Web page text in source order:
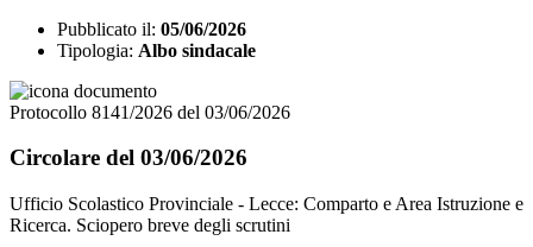
Pubblicato il: 05/06/2026
Tipologia: Albo sindacale
Protocollo 8141/2026 del 03/06/2026
Circolare del 03/06/2026
Ufficio Scolastico Provinciale - Lecce: Comparto e Area Istruzione e
Ricerca. Sciopero breve degli scrutini